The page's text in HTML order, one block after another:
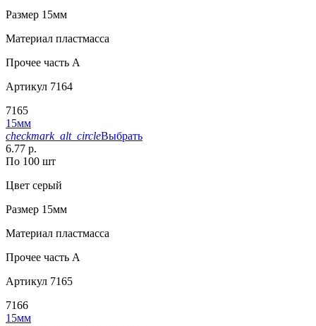
Размер 15мм
Материал пластмасса
Прочее часть A
Артикул 7164
7165
15мм
checkmark_alt_circleВыбрать
6.77 р.
По 100 шт
Цвет серый
Размер 15мм
Материал пластмасса
Прочее часть A
Артикул 7165
7166
15мм